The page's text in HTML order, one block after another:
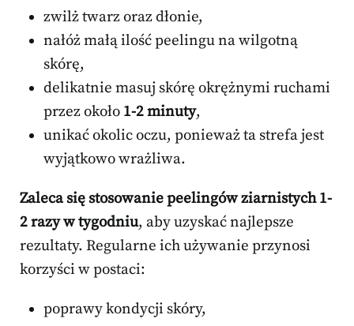
zwilż twarz oraz dłonie,
nałóż małą ilość peelingu na wilgotną
skórę,
delikatnie masuj skórę okrężnymi ruchami
przez około 1-2 minuty,
unikać okolic oczu, ponieważ ta strefa jest
wyjątkowo wrażliwa.
Zaleca się stosowanie peelingów ziarnistych 1-
2 razy w tygodniu, aby uzyskać najlepsze
rezultaty. Regularne ich używanie przynosi
korzyści w postaci:
poprawy kondycji skóry,